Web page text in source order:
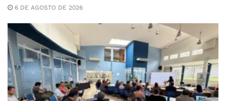
6 DE AGOSTO DE 2026